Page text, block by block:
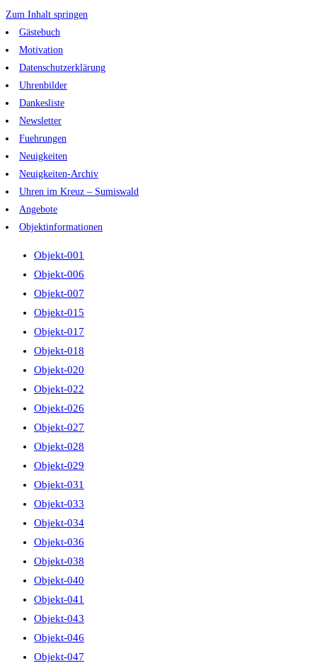
Zum Inhalt springen
Gästebuch
Motivation
Datenschutzerklärung
Uhrenbilder
Dankesliste
Newsletter
Fuehrungen
Neuigkeiten
Neuigkeiten-Archiv
Uhren im Kreuz – Sumiswald
Angebote
Objektinformationen
Objekt-001
Objekt-006
Objekt-007
Objekt-015
Objekt-017
Objekt-018
Objekt-020
Objekt-022
Objekt-026
Objekt-027
Objekt-028
Objekt-029
Objekt-031
Objekt-033
Objekt-034
Objekt-036
Objekt-038
Objekt-040
Objekt-041
Objekt-043
Objekt-046
Objekt-047